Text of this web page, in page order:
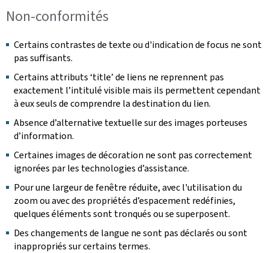
Non-conformités
Certains contrastes de texte ou d'indication de focus ne sont
pas suffisants.
Certains attributs ‘title’ de liens ne reprennent pas
exactement l’intitulé visible mais ils permettent cependant
à eux seuls de comprendre la destination du lien.
Absence d’alternative textuelle sur des images porteuses
d’information.
Certaines images de décoration ne sont pas correctement
ignorées par les technologies d’assistance.
Pour une largeur de fenêtre réduite, avec l'utilisation du
zoom ou avec des propriétés d’espacement redéfinies,
quelques éléments sont tronqués ou se superposent.
Des changements de langue ne sont pas déclarés ou sont
inappropriés sur certains termes.